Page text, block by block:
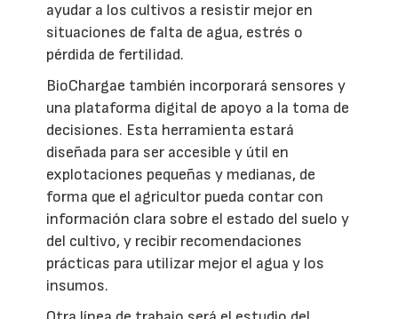
ayudar a los cultivos a resistir mejor en
situaciones de falta de agua, estrés o
pérdida de fertilidad.
BioChargae también incorporará sensores y
una plataforma digital de apoyo a la toma de
decisiones. Esta herramienta estará
diseñada para ser accesible y útil en
explotaciones pequeñas y medianas, de
forma que el agricultor pueda contar con
información clara sobre el estado del suelo y
del cultivo, y recibir recomendaciones
prácticas para utilizar mejor el agua y los
insumos.